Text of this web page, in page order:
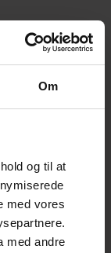
Om
og til at
med vores
med andre